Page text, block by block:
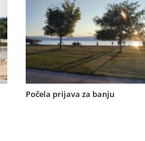
Počela prijava za banju